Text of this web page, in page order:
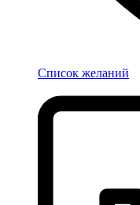
Список желаний